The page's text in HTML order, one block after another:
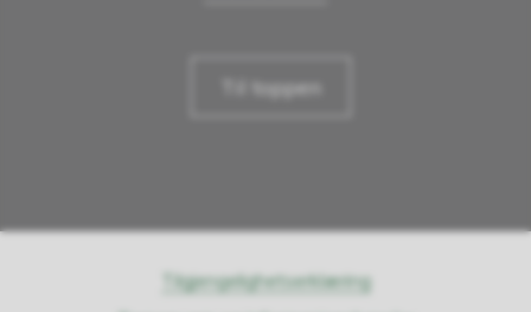
Til toppen
Tilgjengelighetserklæring